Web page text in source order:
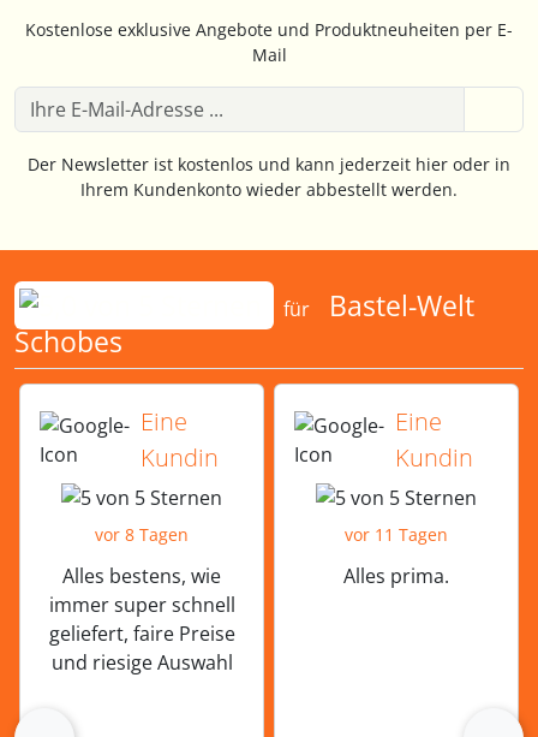
Kostenlose exklusive Angebote und Produktneuheiten per E-
Mail
Der Newsletter ist kostenlos und kann jederzeit hier oder in
Ihrem Kundenkonto wieder abbestellt werden.
Bewertungen für Bastel-Welt
für
Bastel-Welt
Schobes
5 von 5 Sternen von einer Kundin vor
Eine
Kundin
vor 8 Tagen
Alles bestens, wie
immer super schnell
geliefert, faire Preise
und riesige Auswahl
5 von 5 Sternen
Eine
Kundin
vor 11 Tagen
Alles prima.